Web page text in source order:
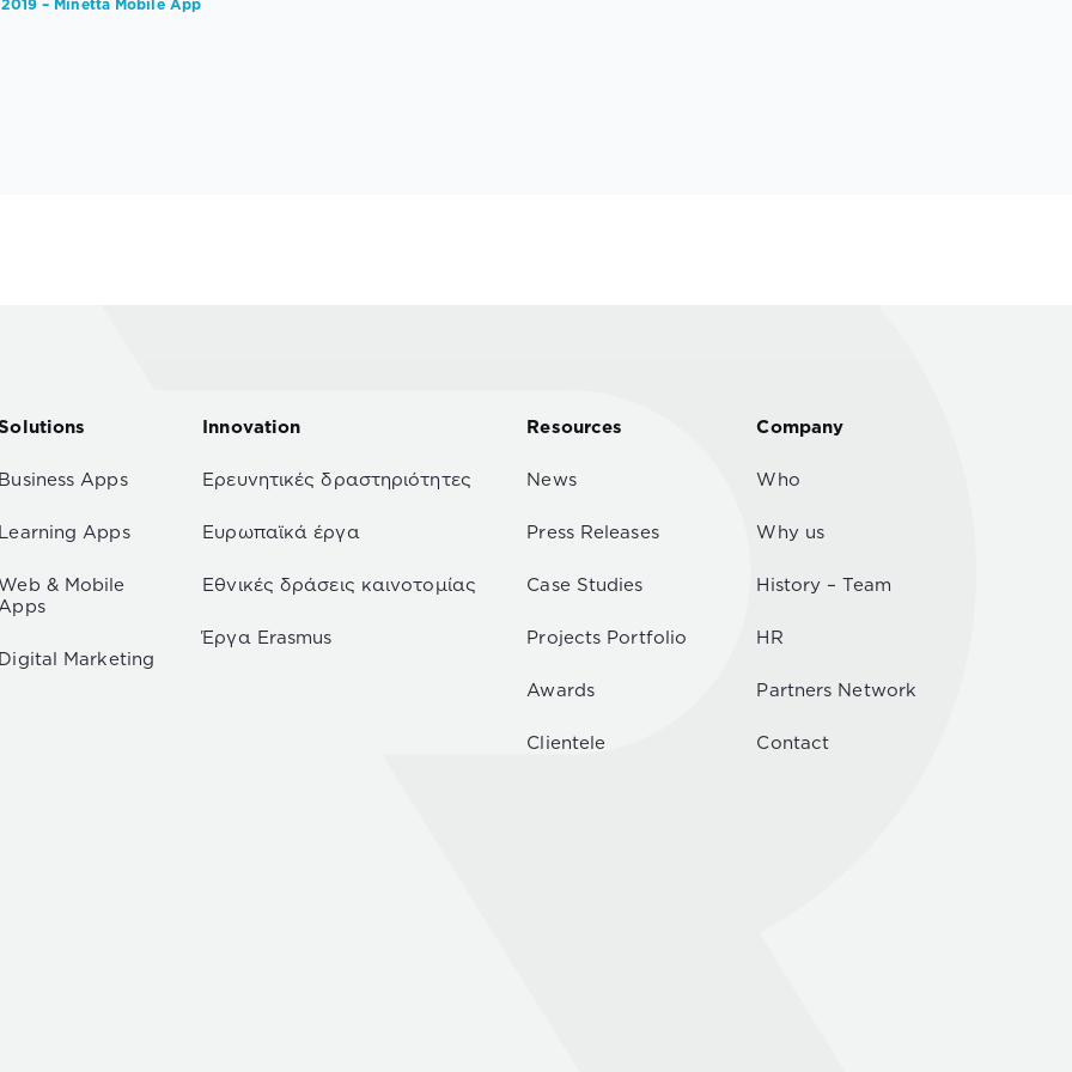
– Minetta Mobile App
Business Apps
Learning Apps
& Mobile
Digital Marketing
Innovation
Ερευνητικές δραστηριότητες
Ευρωπαϊκά έργα
Εθνικές δράσεις καινοτομίας
Έργα Erasmus
Resources
News
Press Releases
Case Studies
Projects Portfolio
Awards
Clientele
Company
Who
Why us
History – Team
HR
Partners Network
Contact